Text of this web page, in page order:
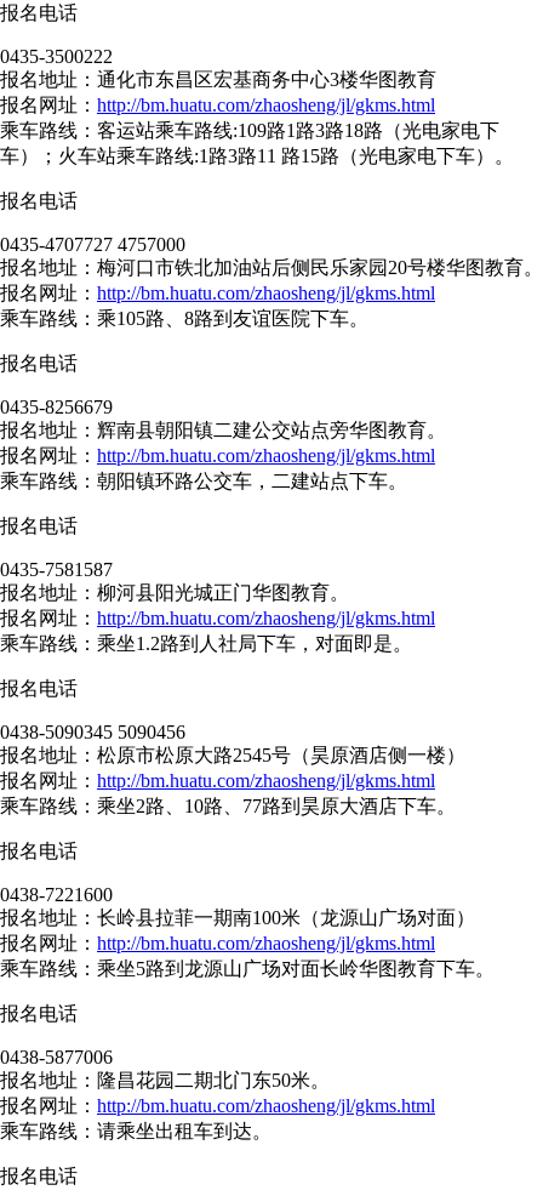
报名电话
0435-3500222
报名地址：通化市东昌区宏基商务中心3楼华图教育
报名网址： http://bm.huatu.com/zhaosheng/jl/gkms.html
乘车路线：客运站乘车路线:109路1路3路18路（光电家电下
车）；火车站乘车路线:1路3路11 路15路（光电家电下车）。
报名电话
0435-4707727 4757000
报名地址：梅河口市铁北加油站后侧民乐家园20号楼华图教育。
报名网址： http://bm.huatu.com/zhaosheng/jl/gkms.html
乘车路线：乘105路、8路到友谊医院下车。
报名电话
0435-8256679
报名地址：辉南县朝阳镇二建公交站点旁华图教育。
报名网址： http://bm.huatu.com/zhaosheng/jl/gkms.html
乘车路线：朝阳镇环路公交车，二建站点下车。
报名电话
0435-7581587
报名地址：柳河县阳光城正门华图教育。
报名网址： http://bm.huatu.com/zhaosheng/jl/gkms.html
乘车路线：乘坐1.2路到人社局下车，对面即是。
报名电话
0438-5090345 5090456
报名地址：松原市松原大路2545号（昊原酒店侧一楼）
报名网址： http://bm.huatu.com/zhaosheng/jl/gkms.html
乘车路线：乘坐2路、10路、77路到昊原大酒店下车。
报名电话
0438-7221600
报名地址：长岭县拉菲一期南100米（龙源山广场对面）
报名网址： http://bm.huatu.com/zhaosheng/jl/gkms.html
乘车路线：乘坐5路到龙源山广场对面长岭华图教育下车。
报名电话
0438-5877006
报名地址：隆昌花园二期北门东50米。
报名网址： http://bm.huatu.com/zhaosheng/jl/gkms.html
乘车路线：请乘坐出租车到达。
报名电话